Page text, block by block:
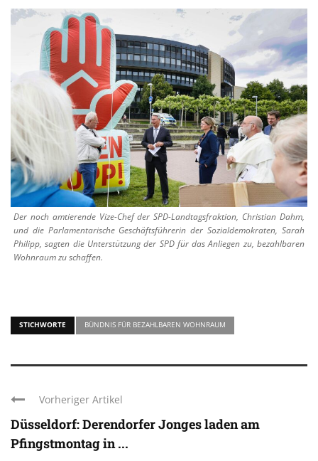
Der noch amtierende Vize-Chef der SPD-Landtagsfraktion, Christian Dahm,
und die Parlamentarische Geschäftsführerin der Sozialdemokraten, Sarah
Philipp, sagten die Unterstützung der SPD für das Anliegen zu, bezahlbaren
Wohnraum zu schaffen.
STICHWORTE BÜNDNIS FÜR BEZAHLBAREN WOHNRAUM
Vorheriger Artikel
Düsseldorf: Derendorfer Jonges laden am
Pfingstmontag in ...